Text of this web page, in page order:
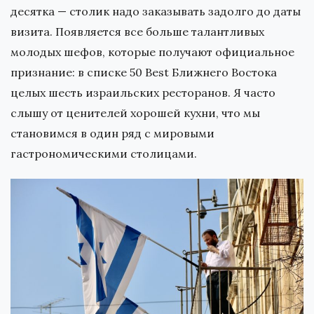
десятка — столик надо заказывать задолго до даты
визита. Появляется все больше талантливых
молодых шефов, которые получают официальное
признание: в списке 50 Best Ближнего Востока
целых шесть израильских ресторанов. Я часто
слышу от ценителей хорошей кухни, что мы
становимся в один ряд с мировыми
гастрономическими столицами.